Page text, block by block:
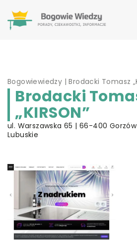
Bogowiewiedzy |Brodacki Tomasz
Brodacki
„KIRSON”
ul. Warszawska 65 | 66-400
Lubuskie